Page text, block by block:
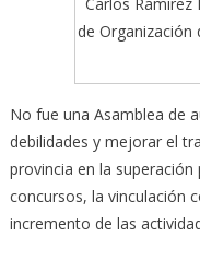
de Organización
No fue una Asamblea de
debilidades y mejorar el
provincia en la
concursos, la vinculación
incremento de las